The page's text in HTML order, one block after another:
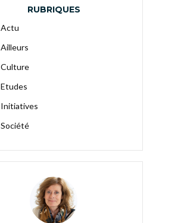
RUBRIQUES
Actu
Ailleurs
Culture
Etudes
Initiatives
Société